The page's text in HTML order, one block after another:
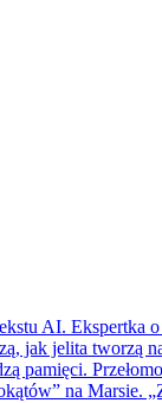
AI. Ekspertka
jak jelita tworzą
pamięci.
na Marsie.